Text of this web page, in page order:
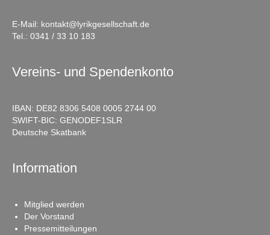
E-Mail: kontakt@lyrikgesellschaft.de
Tel.: 0341 / 33 10 183
Vereins- und Spendenkonto
IBAN: DE82 8306 5408 0005 2744 00
SWIFT-BIC: GENODEF1SLR
Deutsche Skatbank
Information
Mitglied werden
Der Vorstand
Pressemitteilungen